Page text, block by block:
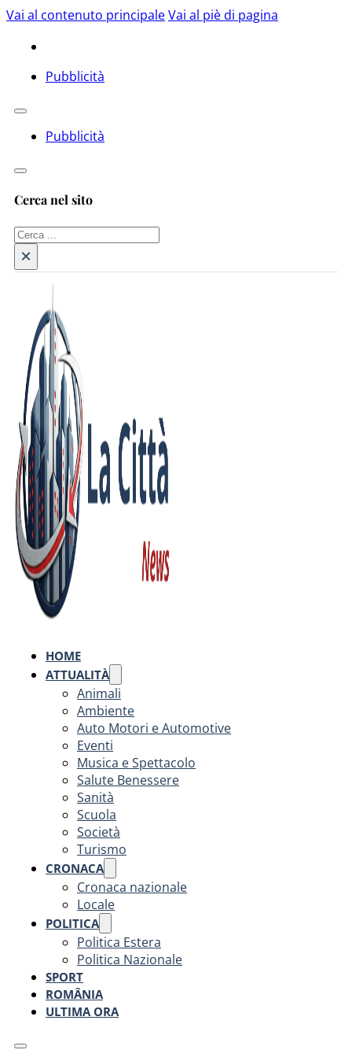
Vai al contenuto principaleVai al piè di pagina
Pubblicità
Pubblicità
Cerca nel sito
Cerca
×
HOME
ATTUALITÀ
Animali
Ambiente
Auto Motori e Automotive
Eventi
Musica e Spettacolo
Salute Benessere
Sanità
Scuola
Società
Turismo
CRONACA
Cronaca nazionale
Locale
POLITICA
Politica Estera
Politica Nazionale
SPORT
ROMÂNIA
ULTIMA ORA